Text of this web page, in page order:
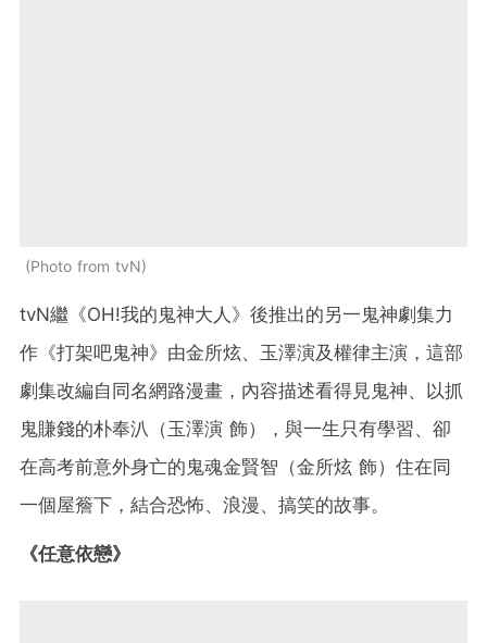
Photo from tvN
tvN繼《OH!我的鬼神大人》後推出的另一鬼神劇集力
作《打架吧鬼神》由金所炫、玉澤演及權律主演，這部
劇集改編自同名網路漫畫，內容描述看得見鬼神、以抓
鬼賺錢的朴奉汃（玉澤演 飾），與一生只有學習、卻
在高考前意外身亡的鬼魂金賢智（金所炫 飾）住在同
一個屋簷下，結合恐怖、浪漫、搞笑的故事。
《任意依戀》